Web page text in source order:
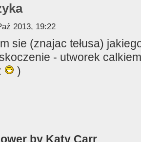
2013, 19:22
sie (znajac tełusa)
- utworek
)
by Katy Carr